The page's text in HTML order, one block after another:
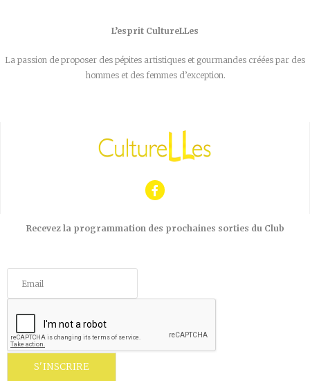
L’esprit CultureLLes
La passion de proposer des pépites artistiques et gourmandes créées par des
hommes et des femmes d’exception.
Recevez la programmation des prochaines sorties du Club